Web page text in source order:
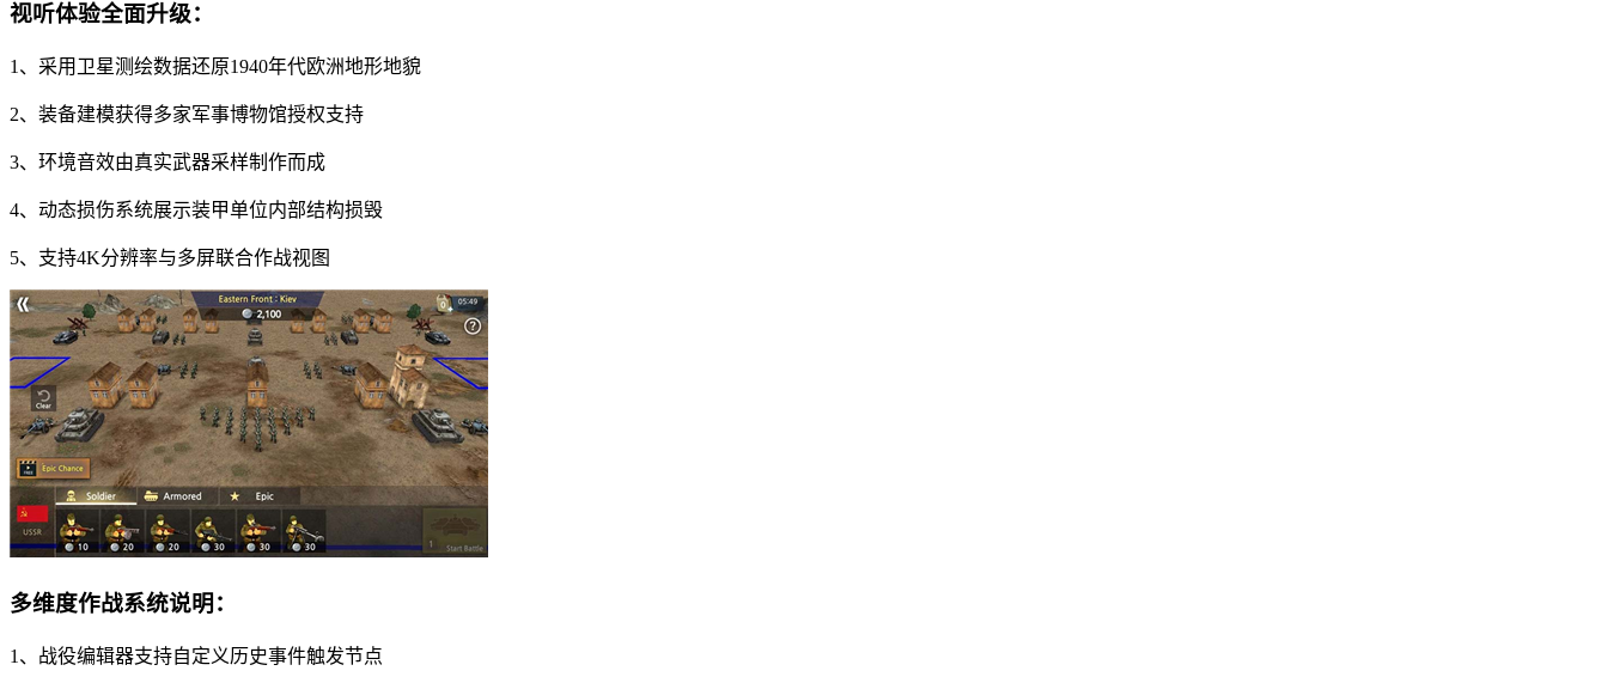
视听体验全面升级：
1、采用卫星测绘数据还原1940年代欧洲地形地貌
2、装备建模获得多家军事博物馆授权支持
3、环境音效由真实武器采样制作而成
4、动态损伤系统展示装甲单位内部结构损毁
5、支持4K分辨率与多屏联合作战视图
多维度作战系统说明：
1、战役编辑器支持自定义历史事件触发节点